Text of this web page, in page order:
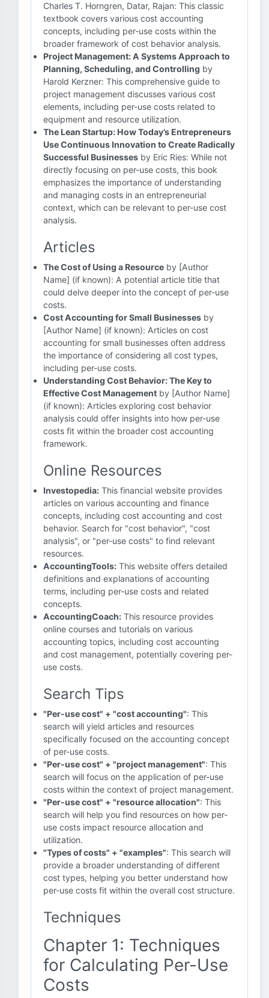
Charles T. Horngren, Datar, Rajan: This classic
textbook covers various cost accounting
concepts, including per-use costs within the
broader framework of cost behavior analysis.
Project Management: A Systems Approach to
Planning, Scheduling, and Controlling by
Harold Kerzner: This comprehensive guide to
project management discusses various cost
elements, including per-use costs related to
equipment and resource utilization.
The Lean Startup: How Today’s Entrepreneurs
Use Continuous Innovation to Create Radically
Successful Businesses by Eric Ries: While not
directly focusing on per-use costs, this book
emphasizes the importance of understanding
and managing costs in an entrepreneurial
context, which can be relevant to per-use cost
analysis.
Articles
The Cost of Using a Resource by [Author
Name] (if known): A potential article title that
could delve deeper into the concept of per-use
costs.
Cost Accounting for Small Businesses by
[Author Name] (if known): Articles on cost
accounting for small businesses often address
the importance of considering all cost types,
including per-use costs.
Understanding Cost Behavior: The Key to
Effective Cost Management by [Author Name]
(if known): Articles exploring cost behavior
analysis could offer insights into how per-use
costs fit within the broader cost accounting
framework.
Online Resources
Investopedia: This financial website provides
articles on various accounting and finance
concepts, including cost accounting and cost
behavior. Search for "cost behavior", "cost
analysis", or "per-use costs" to find relevant
resources.
AccountingTools: This website offers detailed
definitions and explanations of accounting
terms, including per-use costs and related
concepts.
AccountingCoach: This resource provides
online courses and tutorials on various
accounting topics, including cost accounting
and cost management, potentially covering per-
use costs.
Search Tips
"Per-use cost" + "cost accounting": This
search will yield articles and resources
specifically focused on the accounting concept
of per-use costs.
"Per-use cost" + "project management": This
search will focus on the application of per-use
costs within the context of project management.
"Per-use cost" + "resource allocation": This
search will help you find resources on how per-
use costs impact resource allocation and
utilization.
"Types of costs" + "examples": This search will
provide a broader understanding of different
cost types, helping you better understand how
per-use costs fit within the overall cost structure.
Techniques
Chapter 1: Techniques
for Calculating Per-Use
Costs